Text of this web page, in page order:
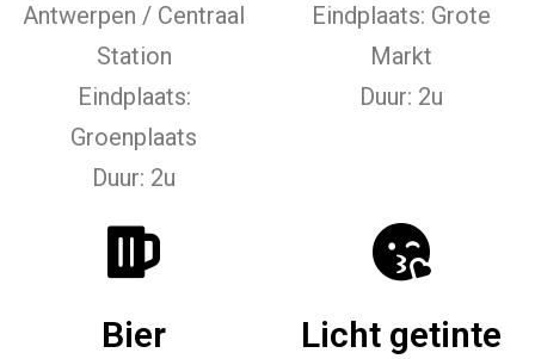
Antwerpen / Centraal
Station
Eindplaats:
Groenplaats
Duur: 2u
Eindplaats: Grote
Markt
Duur: 2u
Bier
Licht getinte